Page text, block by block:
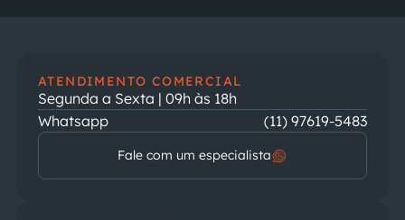
ATENDIMENTO COMERCIAL
Segunda a Sexta | 09h às 18h
Whatsapp
(11) 97619-5483
Fale com um especialista